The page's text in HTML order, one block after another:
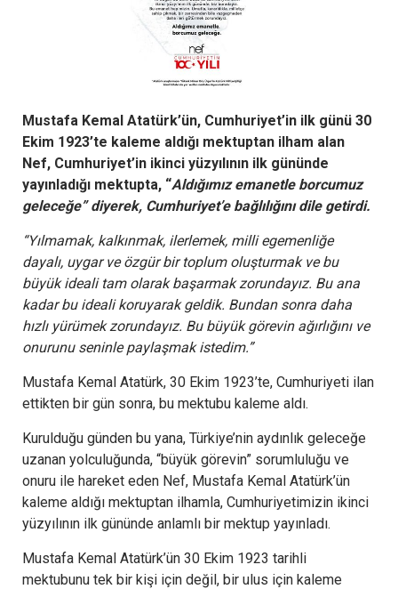
Mustafa Kemal Atatürk’ün, Cumhuriyet’in ilk günü 30
Ekim 1923’te kaleme aldığı mektuptan ilham alan
Nef, Cumhuriyet’in ikinci yüzyılının ilk gününde
yayınladığı mektupta, “Aldığımız emanetle borcumuz
geleceğe” diyerek, Cumhuriyet’e bağlılığını dile getirdi.
“Yılmamak, kalkınmak, ilerlemek, milli egemenliğe
dayalı, uygar ve özgür bir toplum oluşturmak ve bu
büyük ideali tam olarak başarmak zorundayız. Bu ana
kadar bu ideali koruyarak geldik. Bundan sonra daha
hızlı yürümek zorundayız. Bu büyük görevin ağırlığını ve
onurunu seninle paylaşmak istedim.”
Mustafa Kemal Atatürk, 30 Ekim 1923’te, Cumhuriyeti ilan
ettikten bir gün sonra, bu mektubu kaleme aldı.
Kurulduğu günden bu yana, Türkiye’nin aydınlık geleceğe
uzanan yolculuğunda, “büyük görevin” sorumluluğu ve
onuru ile hareket eden Nef, Mustafa Kemal Atatürk’ün
kaleme aldığı mektuptan ilhamla, Cumhuriyetimizin ikinci
yüzyılının ilk gününde anlamlı bir mektup yayınladı.
Mustafa Kemal Atatürk’ün 30 Ekim 1923 tarihli
mektubunu tek bir kişi için değil, bir ulus için kaleme